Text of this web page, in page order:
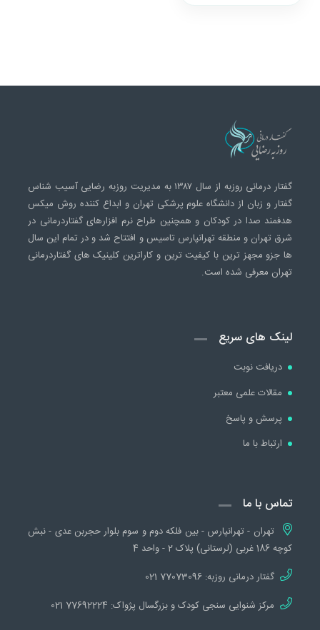
گفتار درمانی روزبه از سال ۱۳۸۷ به مدیریت روزبه رضایی آسیب شناس
گفتار و زبان از دانشگاه علوم پرشکی تهران و ابداع کننده روش میکس
هدفمند صدا در کودکان و همچنین طراح نرم افزارهای گفتاردرمانی در
شرق تهران و منطقه تهرانپارس تاسیس و افتتاح شد و در تمام این سال
ها جزو مجهز ترین با کیفیت ترین و کاراترین کلینیک های گفتاردرمانی
تهران معرفی شده است.
لینک های سریع
دریافت نوبت
مقالات علمی معتبر
پرسش و پاسخ
ارتباط با ما
تماس با ما
تهران - تهرانپارس - بین فلکه دوم و سوم بلوار حجربن عدی - نبش
کوچه 186 غربی (لرستانی) پلاک 2 - واحد 4
گفتار درمانی روزبه: 77073096 021
مرکز شنوایی سنجی کودک و بزرگسال پژواک: 77692224 021